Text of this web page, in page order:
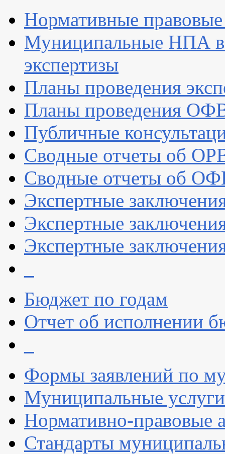
Нормативные
Муниципальные НПА
экспертизы
Планы проведения
Планы проведения
Публичные
Сводные отчеты об
Сводные отчеты об
Экспертные
Экспертные
Экспертные
Бюджет по годам
Отчет об исполнении
Формы заявлений по
Муниципальные услуги
Нормативно-правовые
Стандарты